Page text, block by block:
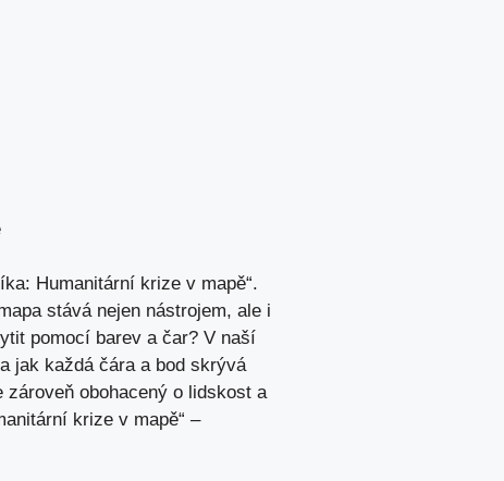
Humanitární krize v mapě“.
stává nejen nástrojem, ale i
pomocí barev a čar? V naší
jak každá čára a bod skrývá
obohacený o lidskost a
krize v mapě“ –